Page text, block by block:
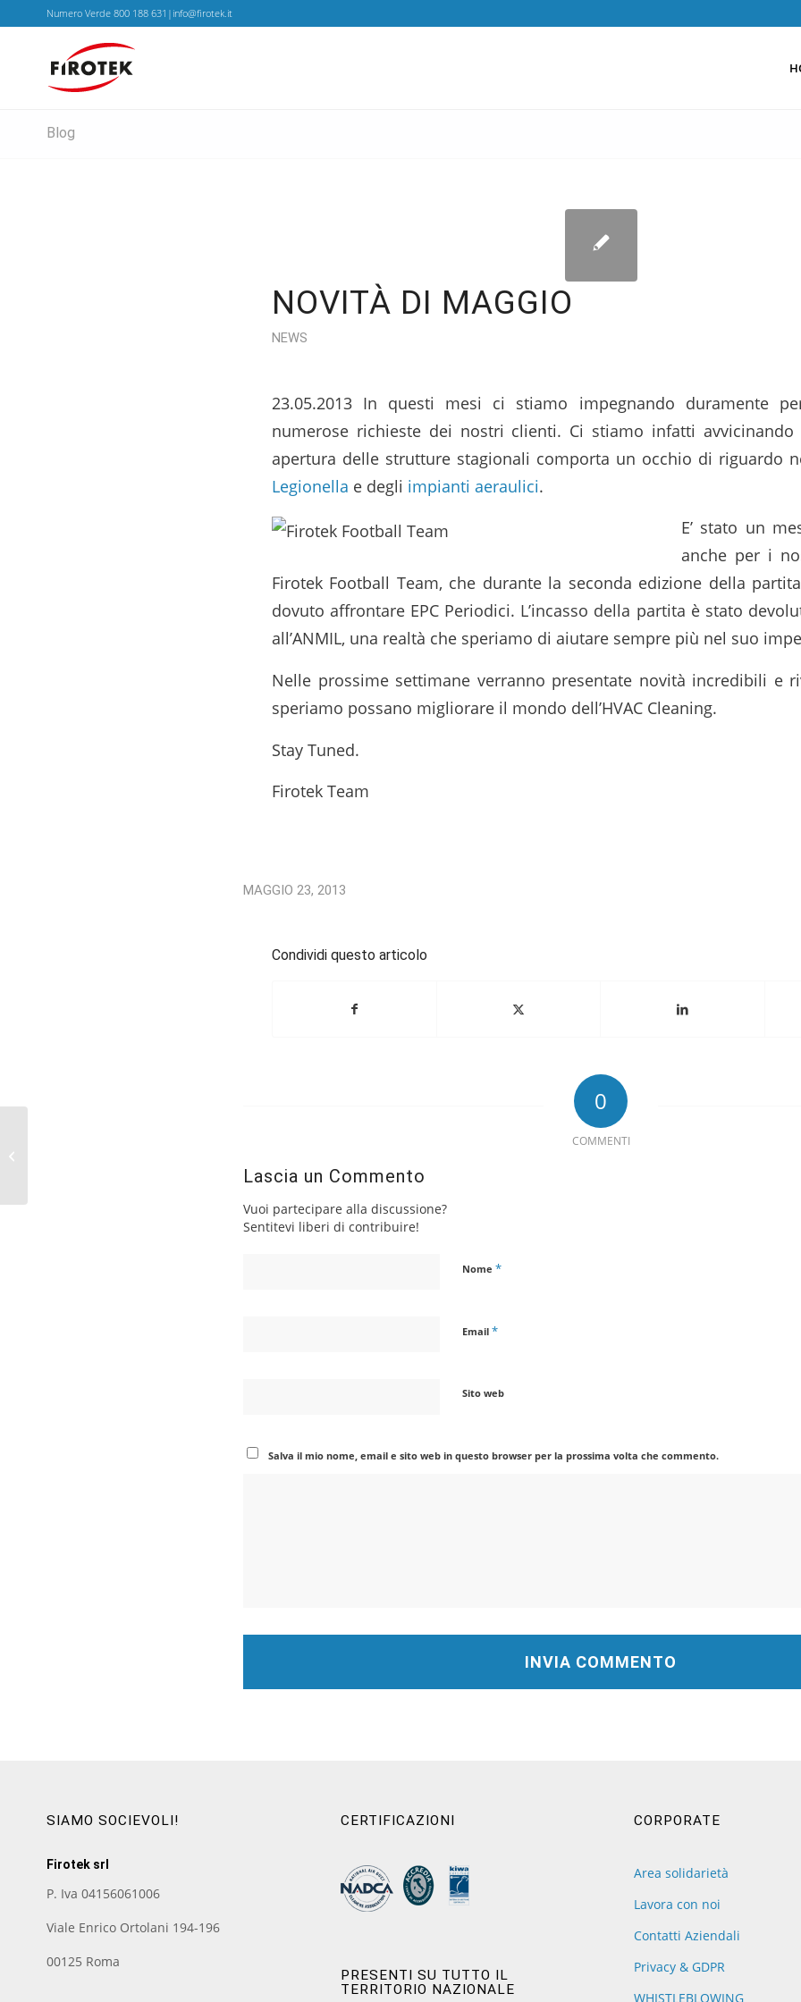
Numero Verde 800 188 631|info@firotek.it
Blog
NOVITÀ DI MAGGIO
NEWS
23.05.2013 In questi mesi ci stiamo impegnando duramente
numerose richieste dei nostri clienti. Ci stiamo infatti avvicinando
apertura delle strutture stagionali comporta un occhio di riguardo
Legionella e degli impianti aeraulici.
E’ stato un
anche per i
Firotek Football Team, che durante la seconda edizione della
dovuto affrontare EPC Periodici. L’incasso della partita è stato
all’ANMIL, una realtà che speriamo di aiutare sempre più nel suo
Nelle prossime settimane verranno presentate novità incredibili e
speriamo possano migliorare il mondo dell’HVAC Cleaning.
Stay Tuned.
Firotek Team
MAGGIO 23, 2013
Condividi questo articolo
0
COMMENTI
Lascia un Commento
Vuoi partecipare alla discussione?
Sentitevi liberi di contribuire!
Nome *
Email *
Sito web
Salva il mio nome, email e sito web in questo browser per la prossima volta che commento.
SIAMO SOCIEVOLI!
Firotek srl
P. Iva 04156061006
Viale Enrico Ortolani 194-196
00125 Roma
CERTIFICAZIONI
PRESENTI SU TUTTO IL
TERRITORIO NAZIONALE
CORPORATE
Area solidarietà
Lavora con noi
Contatti Aziendali
Privacy & GDPR
WHISTLEBLOWING